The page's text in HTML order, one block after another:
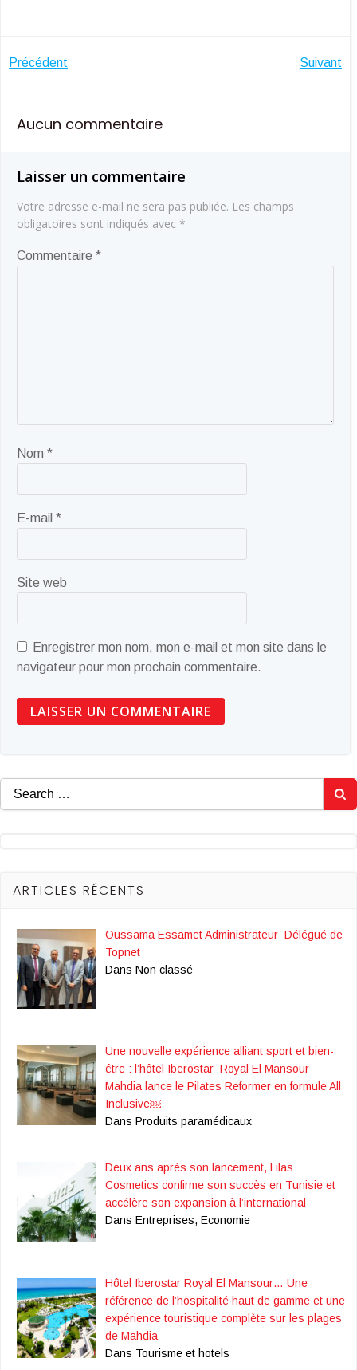
Navigation
de
Précédent Suivant
Aucun commentaire
Laisser un commentaire
Votre adresse e-mail ne sera pas publiée. Les champs
obligatoires sont indiqués avec *
Commentaire *
Nom *
E-mail *
Site web
Enregistrer mon nom, mon e-mail et mon site dans le
navigateur pour mon prochain commentaire.
Search
for:
ARTICLES RÉCENTS
Oussama Essamet Administrateur Délégué de
Topnet
Dans Non classé
Une nouvelle expérience alliant sport et bien-
être : l’hôtel Iberostar Royal El Mansour
Mahdia lance le Pilates Reformer en formule All
Inclusive￼
Dans Produits paramédicaux
Deux ans après son lancement, Lilas
Cosmetics confirme son succès en Tunisie et
accélère son expansion à l’international
Dans Entreprises, Economie
Hôtel Iberostar Royal El Mansour… Une
référence de l’hospitalité haut de gamme et une
expérience touristique complète sur les plages
de Mahdia
Dans Tourisme et hotels